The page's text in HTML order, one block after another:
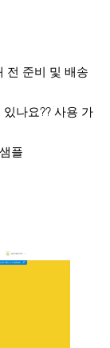
전 준비 및 배송
나요?? 사용 가
플